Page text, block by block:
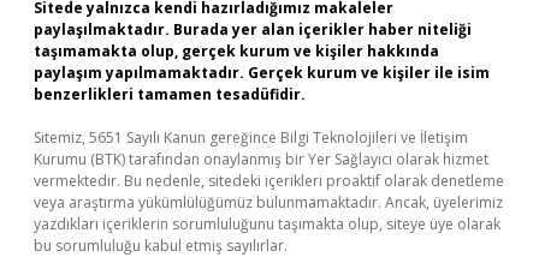
Sitede yalnızca kendi hazırladığımız makaleler
paylaşılmaktadır. Burada yer alan içerikler haber niteliği
taşımamakta olup, gerçek kurum ve kişiler hakkında
paylaşım yapılmamaktadır. Gerçek kurum ve kişiler ile isim
benzerlikleri tamamen tesadüfidir.
Sitemiz, 5651 Sayılı Kanun gereğince Bilgi Teknolojileri ve İletişim
Kurumu (BTK) tarafından onaylanmış bir Yer Sağlayıcı olarak hizmet
vermektedir. Bu nedenle, sitedeki içerikleri proaktif olarak denetleme
veya araştırma yükümlülüğümüz bulunmamaktadır. Ancak, üyelerimiz
yazdıkları içeriklerin sorumluluğunu taşımakta olup, siteye üye olarak
bu sorumluluğu kabul etmiş sayılırlar.